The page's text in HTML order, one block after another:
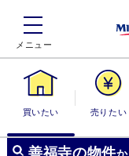
買いたい 売りたい
善福寺の物件